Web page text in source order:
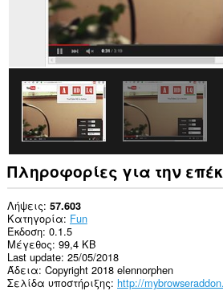
Πληροφορίες για την
Λήψεις 57.603
Κατηγορία Fun
Έκδοση 0.1.5
Μέγεθος 99,4 KB
Last update 25/05/2018
Άδεια Copyright 2018 elennorphen
Σελίδα υποστήριξης http://